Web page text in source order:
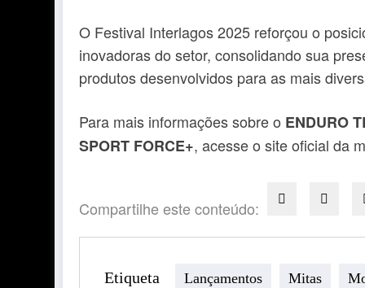
O Festival Interlagos 2025 reforçou o
inovadoras do setor, consolidando sua
produtos desenvolvidos para as mais
Para mais informações sobre o ENDURO
SPORT FORCE+, acesse o site oficial da
Compartilhe este conteúdo:
Etiqueta Lançamentos Mitas